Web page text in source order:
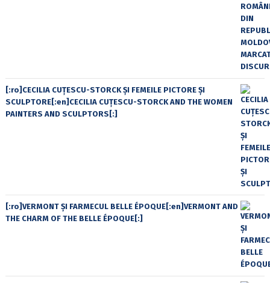
[:ro]CECILIA CUŢESCU-STORCK ŞI FEMEILE PICTORE ŞI
SCULPTORE[:en]CECILIA CUŢESCU-STORCK AND THE WOMEN
PAINTERS AND SCULPTORS[:]
[:ro]VERMONT ȘI FARMECUL BELLE ÉPOQUE[:en]VERMONT AND
THE CHARM OF THE BELLE ÉPOQUE[:]